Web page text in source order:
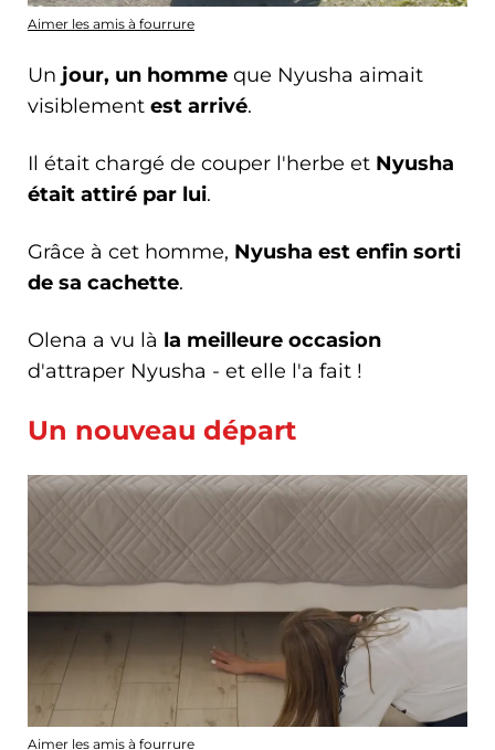
Aimer les amis à fourrure
Un jour, un homme que Nyusha aimait
visiblement est arrivé.
Il était chargé de couper l'herbe et Nyusha
était attiré par lui.
Grâce à cet homme, Nyusha est enfin sorti
de sa cachette.
Olena a vu là la meilleure occasion
d'attraper Nyusha - et elle l'a fait !
Un nouveau départ
Aimer les amis à fourrure